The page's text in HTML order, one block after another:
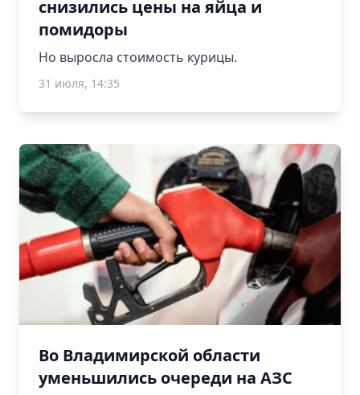
снизились цены на яйца и
помидоры
Но выросла стоимость курицы.
31 июля, 14:35
Во Владимирской области
уменьшились очереди на АЗС